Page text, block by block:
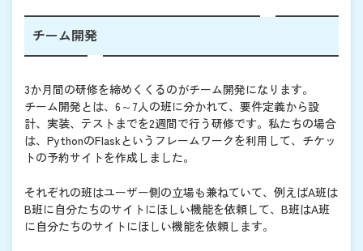
チーム開発
3か月間の研修を締めくくるのがチーム開発になります。
チーム開発とは、6～7人の班に分かれて、要件定義から設
計、実装、テストまでを2週間で行う研修です。私たちの場合
は、PythonのFlaskというフレームワークを利用して、チケッ
トの予約サイトを作成しました。
それぞれの班はユーザー側の立場も兼ねていて、例えばA班は
B班に自分たちのサイトにほしい機能を依頼して、B班はA班
に自分たちのサイトにほしい機能を依頼します。